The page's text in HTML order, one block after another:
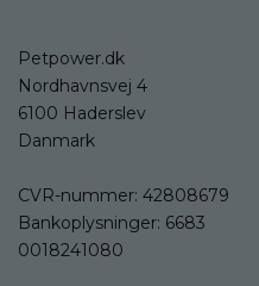
Petpower.dk
Nordhavnsvej 4
6100 Haderslev
Danmark
CVR-nummer: 42808679
Bankoplysninger: 6683
0018241080